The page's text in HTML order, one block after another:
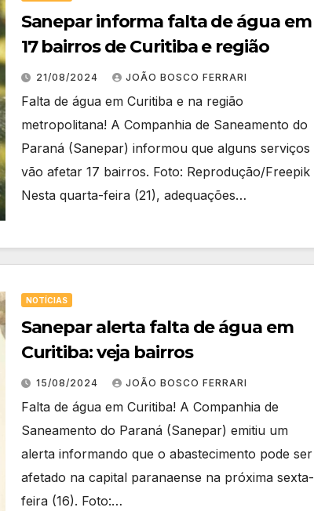
Sanepar informa falta de água em
17 bairros de Curitiba e região
21/08/2024 JOÃO BOSCO FERRARI
Falta de água em Curitiba e na região
metropolitana! A Companhia de Saneamento do
Paraná (Sanepar) informou que alguns serviços
vão afetar 17 bairros. Foto: Reprodução/Freepik
Nesta quarta-feira (21), adequações…
NOTÍCIAS
Sanepar alerta falta de água em
Curitiba: veja bairros
15/08/2024 JOÃO BOSCO FERRARI
Falta de água em Curitiba! A Companhia de
Saneamento do Paraná (Sanepar) emitiu um
alerta informando que o abastecimento pode ser
afetado na capital paranaense na próxima sexta-
feira (16). Foto:…